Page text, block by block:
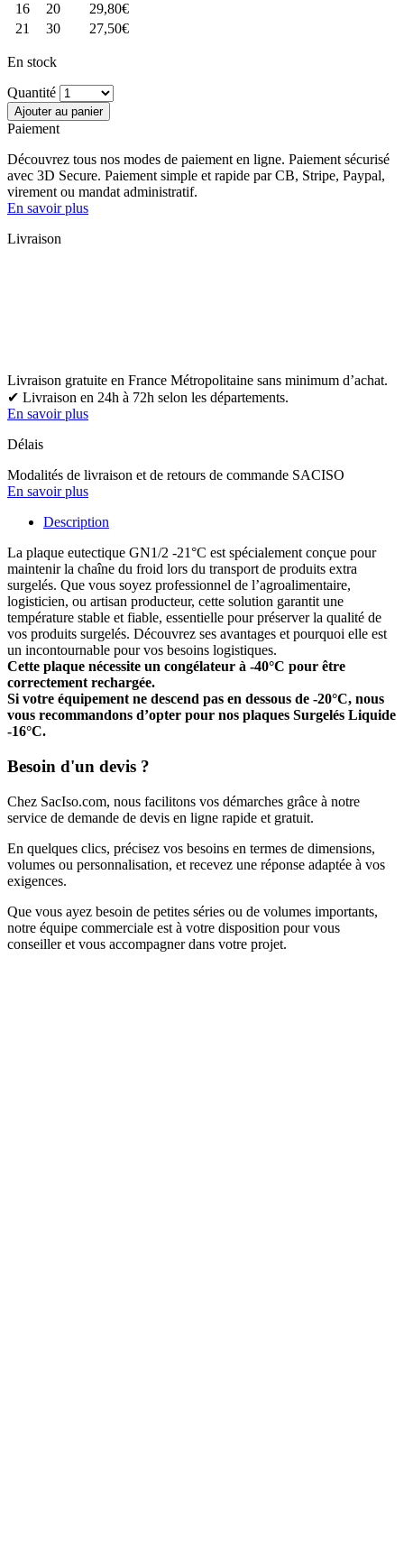
16
20 29,80€
21
30 27,50€
En stock
Quantité
Ajouter au panier
Paiement
Découvrez tous nos modes de paiement en ligne. Paiement sécurisé
avec 3D Secure. Paiement simple et rapide par CB, Stripe, Paypal,
virement ou mandat administratif.
En savoir plus
Livraison
Livraison gratuite en France Métropolitaine sans minimum d’achat.
✔ Livraison en 24h à 72h selon les départements.
En savoir plus
Délais
Modalités de livraison et de retours de commande SACISO
En savoir plus
Description
La plaque eutectique GN1/2 -21°C est spécialement conçue pour
maintenir la chaîne du froid lors du transport de produits extra
surgelés. Que vous soyez professionnel de l’agroalimentaire,
logisticien, ou artisan producteur, cette solution garantit une
température stable et fiable, essentielle pour préserver la qualité de
vos produits surgelés. Découvrez ses avantages et pourquoi elle est
un incontournable pour vos besoins logistiques.
Cette plaque nécessite un congélateur à -40°C pour être
correctement rechargée.
Si votre équipement ne descend pas en dessous de -20°C, nous
vous recommandons d’opter pour nos plaques Surgelés Liquide
-16°C.
Besoin d'un devis ?
Chez SacIso.com, nous facilitons vos démarches grâce à notre
service de demande de devis en ligne rapide et gratuit.
En quelques clics, précisez vos besoins en termes de dimensions,
volumes ou personnalisation, et recevez une réponse adaptée à vos
exigences.
Que vous ayez besoin de petites séries ou de volumes importants,
notre équipe commerciale est à votre disposition pour vous
conseiller et vous accompagner dans votre projet.